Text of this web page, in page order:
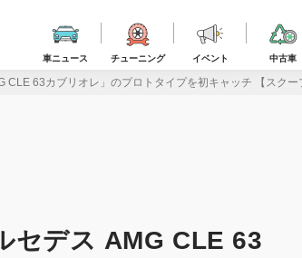
車ニュース チューニング イベント 中古車
63カブリオレ」のプロトタイプを初キャッチ 【スクー
セデス AMG CLE 63